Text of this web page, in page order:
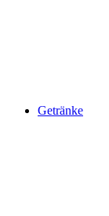
Getränke